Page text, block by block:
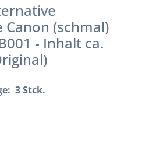
(schmal)
- Inhalt ca.
3 Stck.